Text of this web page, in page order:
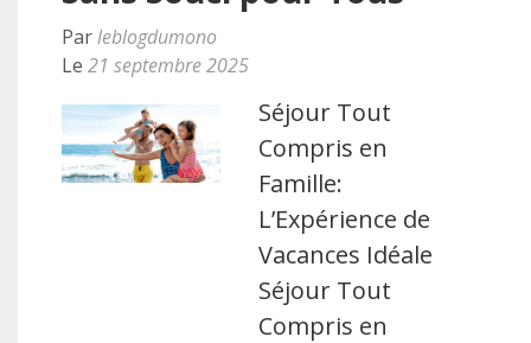
Parleblogdumono
Le 21 septembre 2025
Séjour Tout
Compris en
Famille:
L’Expérience de
Vacances Idéale
Séjour Tout
Compris en